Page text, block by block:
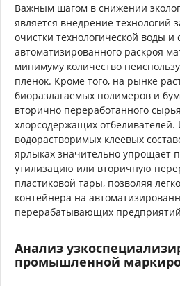
Важным шагом в снижении
является внедрение технологий
очистки технологической воды и
автоматизированного раскроя
минимуму количество
пленок. Кроме того, на рынке
биоразлагаемых полимеров и
вторично переработанного
хлорсодержащих отбеливателей.
водорастворимых клеевых
ярлыках значительно упрощает
утилизацию или вторичную
пластиковой тары, позволяя
контейнера на
перерабатывающих
Анализ
промышленной